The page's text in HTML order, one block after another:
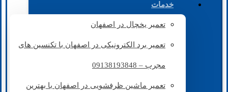
خدمات
تعمیر یخچال در اصفهان
تعمیر برد الکترونیکی در اصفهان با تکنسین های
مجرب – 09138193848
تعمیر ماشین ظرفشویی در اصفهان با بهترین